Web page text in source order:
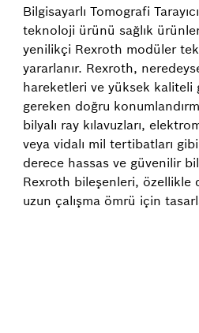
Bilgisayarlı Tomografi
teknoloji ürünü sağlık
yenilikçi Rexroth modüler
yararlanır. Rexroth,
hareketleri ve yüksek kaliteli
gereken doğru
bilyalı ray kılavuzları,
veya vidalı mil tertibatları
derece hassas ve güvenilir
Rexroth bileşenleri, özellikle
uzun çalışma ömrü için